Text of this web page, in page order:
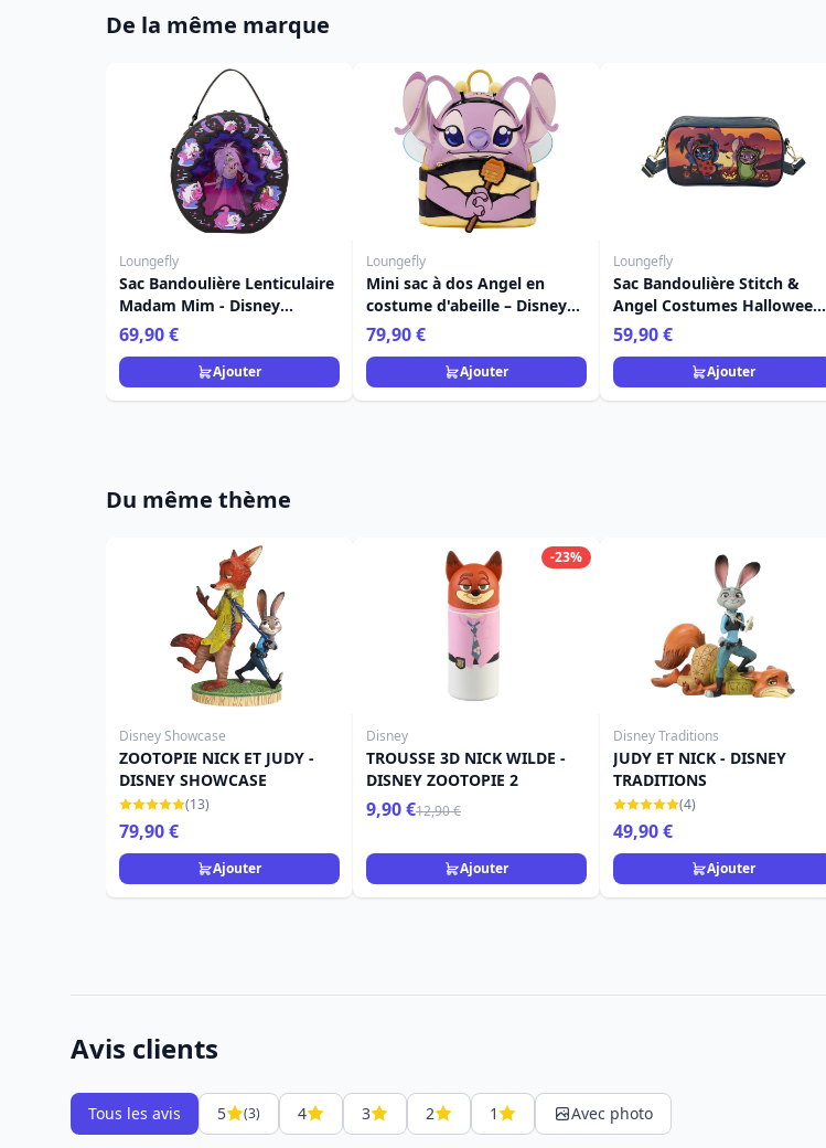
De la même marque
Loungefly
Sac Bandoulière Lenticulaire
Madam Mim - Disney
Loungefly Merlin
l'Enchanteur
69,90 €
Ajouter
Loungefly
Mini sac à dos Angel en
costume d'abeille – Disney
Loungefly Lilo & Stitch
79,90 €
Ajouter
Loungefly
Sac Bandoulière Stitch &
Angel Costumes Halloween -
Disney Loungefly
59,90 €
Ajouter
Du même thème
Disney Showcase
ZOOTOPIE NICK ET JUDY -
DISNEY SHOWCASE
(13)
79,90 €
Ajouter
-23%
Disney
TROUSSE 3D NICK WILDE -
DISNEY ZOOTOPIE 2
9,90 €12,90 €
Ajouter
Disney Traditions
JUDY ET NICK - DISNEY
TRADITIONS
(4)
49,90 €
Ajouter
Avis clients
Tous les avis 5 (3) 4 3 2 1 Avec photo